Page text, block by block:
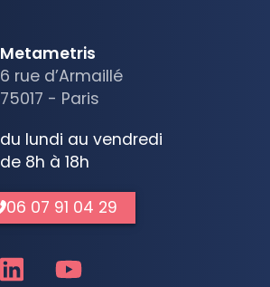
Metametris
6 rue d’Armaillé
75017 - Paris
du lundi au vendredi
de 8h à 18h
06 07 91 04 29